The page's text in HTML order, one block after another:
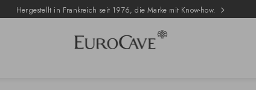
Hergestellt in Frankreich seit 1976, die Marke mit Know-how.